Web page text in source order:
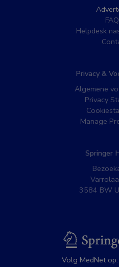
Helpdesk
Privacy &
Algemene
Privacy
Manage
Springer
3584 BW
Volg MedNet op: